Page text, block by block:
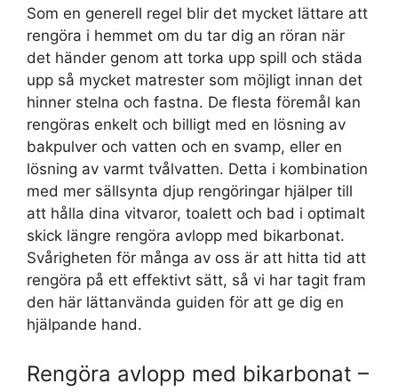
Som en generell regel blir det mycket lättare att
rengöra i hemmet om du tar dig an röran när
det händer genom att torka upp spill och städa
upp så mycket matrester som möjligt innan det
hinner stelna och fastna. De flesta föremål kan
rengöras enkelt och billigt med en lösning av
bakpulver och vatten och en svamp, eller en
lösning av varmt tvålvatten. Detta i kombination
med mer sällsynta djup rengöringar hjälper till
att hålla dina vitvaror, toalett och bad i optimalt
skick längre rengöra avlopp med bikarbonat.
Svårigheten för många av oss är att hitta tid att
rengöra på ett effektivt sätt, så vi har tagit fram
den här lättanvända guiden för att ge dig en
hjälpande hand.
Rengöra avlopp med bikarbonat –